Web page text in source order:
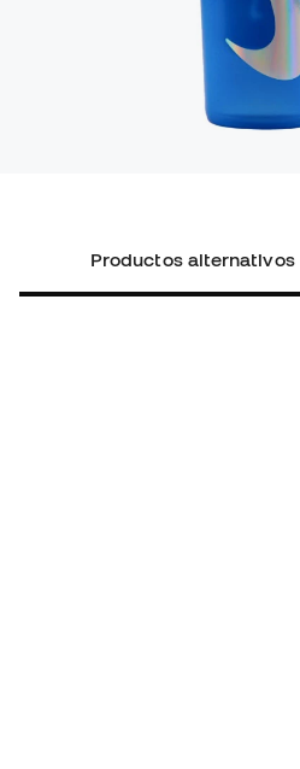
Productos alternativos